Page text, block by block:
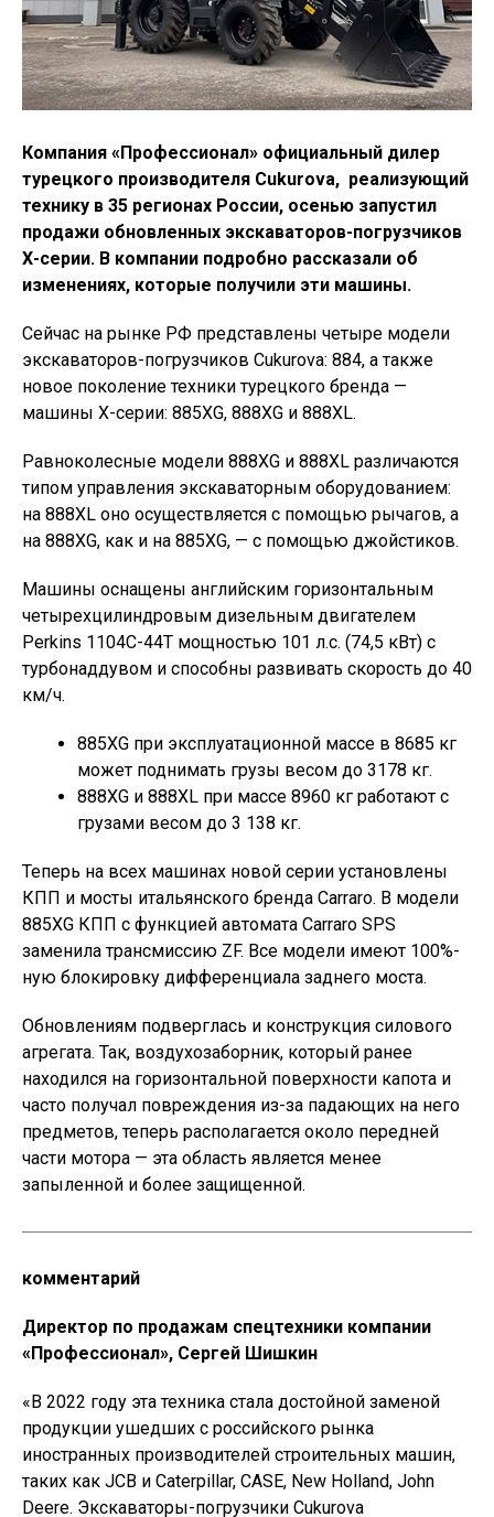
Компания «Профессионал» официальный дилер
турецкого производителя Cukurova, реализующий
технику в 35 регионах России, осенью запустил
продажи обновленных экскаваторов-погрузчиков
Х-серии. В компании подробно рассказали об
изменениях, которые получили эти машины.
Сейчас на рынке РФ представлены четыре модели
экскаваторов-погрузчиков Cukurova: 884, а также
новое поколение техники турецкого бренда —
машины X-серии: 885XG, 888XG и 888XL.
Равноколесные модели 888XG и 888XL различаются
типом управления экскаваторным оборудованием:
на 888XL оно осуществляется с помощью рычагов, а
на 888XG, как и на 885XG, — с помощью джойстиков.
Машины оснащены английским горизонтальным
четырехцилиндровым дизельным двигателем
Perkins 1104С-44T мощностью 101 л.с. (74,5 кВт) с
турбонаддувом и способны развивать скорость до 40
км/ч.
885XG при эксплуатационной массе в 8685 кг
может поднимать грузы весом до 3178 кг.
888XG и 888XL при массе 8960 кг работают с
грузами весом до 3 138 кг.
Теперь на всех машинах новой серии установлены
КПП и мосты итальянского бренда Carraro. В модели
885XG КПП с функцией автомата Carraro SPS
заменила трансмиссию ZF. Все модели имеют 100%-
ную блокировку дифференциала заднего моста.
Обновлениям подверглась и конструкция силового
агрегата. Так, воздухозаборник, который ранее
находился на горизонтальной поверхности капота и
часто получал повреждения из-за падающих на него
предметов, теперь располагается около передней
части мотора — эта область является менее
запыленной и более защищенной.
комментарий
Директор по продажам спецтехники компании
«Профессионал», Сергей Шишкин
«В 2022 году эта техника стала достойной заменой
продукции ушедших с российского рынка
иностранных производителей строительных машин,
таких как JCB и Caterpillar, CASE, New Holland, John
Deere. Экскаваторы-погрузчики Cukurova